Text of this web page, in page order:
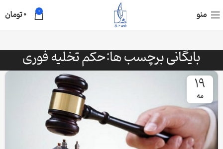
منو 0
0تومان
بایگانی برچسب ها:حکم تخلیه فوری
19
مه